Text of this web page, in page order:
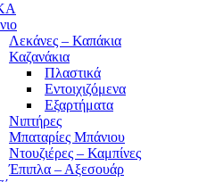
Λεκάνες – Καπάκια
Καζανάκια
Πλαστικά
Εντοιχιζόμενα
Εξαρτήματα
Νιπτήρες
Μπαταρίες Μπάνιου
Ντουζιέρες – Καμπίνες
Έπιπλα – Αξεσουάρ